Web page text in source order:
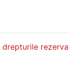
drepturile